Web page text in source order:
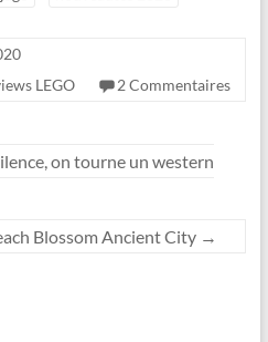
LEGO 2 Commentaires
on tourne un western
Blossom Ancient City →